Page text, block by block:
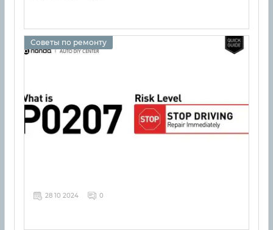
Советы по ремонту
28 10 2024 0